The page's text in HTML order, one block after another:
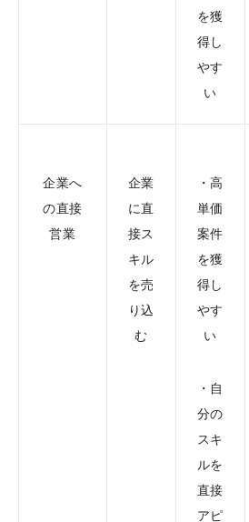
を獲
得し
やす
い
企業へ
の直接
営業
企業
に直
接ス
キル
を売
り込
む
・高
単価
案件
を獲
得し
やす
い
・自
分の
スキ
ルを
直接
アピ